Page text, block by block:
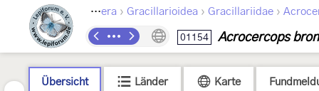
Lepidoptera › Gracillarioidea › Gracillariidae ›
01154 Acrocercops
Übersicht Länder Karte